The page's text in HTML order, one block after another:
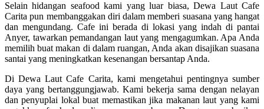
Selain hidangan seafood kami yang luar biasa, Dewa Laut Cafe
Carita pun membanggakan diri dalam memberi suasana yang hangat
dan mengundang. Cafe ini berada di lokasi yang indah di pantai
Anyer, tawarkan pemandangan laut yang mengagumkan. Apa Anda
memilih buat makan di dalam ruangan, Anda akan disajikan suasana
santai yang meningkatkan kesenangan bersantap Anda.
Di Dewa Laut Cafe Carita, kami mengetahui pentingnya sumber
daya yang bertanggungjawab. Kami bekerja sama dengan nelayan
dan penyuplai lokal buat memastikan jika makanan laut yang kami